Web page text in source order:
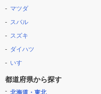
マツダ
スバル
スズキ
ダイハツ
いすゞ
都道府県から探す